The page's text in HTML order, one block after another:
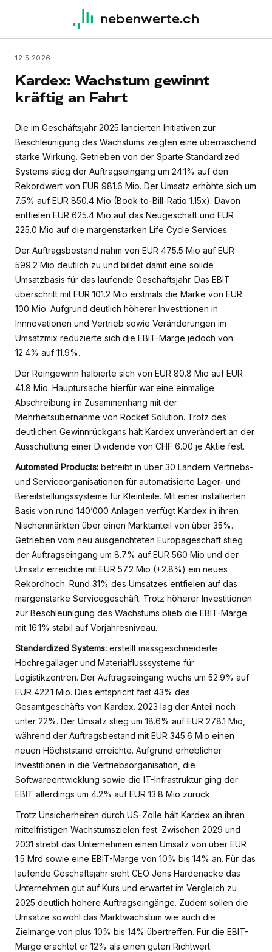
nebenwerte.ch
12.5.2026
Kardex: Wachstum gewinnt
kräftig an Fahrt
Die im Geschäftsjahr 2025 lancierten Initiativen zur
Beschleunigung des Wachstums zeigten eine überraschend
starke Wirkung. Getrieben von der Sparte Standardized
Systems stieg der Auftragseingang um 24.1% auf den
Rekordwert von EUR 981.6 Mio. Der Umsatz erhöhte sich um
7.5% auf EUR 850.4 Mio (Book-to-Bill-Ratio 1.15x). Davon
entfielen EUR 625.4 Mio auf das Neugeschäft und EUR
225.0 Mio auf die margenstarken Life Cycle Services.
Der Auftragsbestand nahm von EUR 475.5 Mio auf EUR
599.2 Mio deutlich zu und bildet damit eine solide
Umsatzbasis für das laufende Geschäftsjahr. Das EBIT
überschritt mit EUR 101.2 Mio erstmals die Marke von EUR
100 Mio. Aufgrund deutlich höherer Investitionen in
Innnovationen und Vertrieb sowie Veränderungen im
Umsatzmix reduzierte sich die EBIT-Marge jedoch von
12.4% auf 11.9%.
Der Reingewinn halbierte sich von EUR 80.8 Mio auf EUR
41.8 Mio. Hauptursache hierfür war eine einmalige
Abschreibung im Zusammenhang mit der
Mehrheitsübernahme von Rocket Solution. Trotz des
deutlichen Gewinnrückgans hält Kardex unverändert an der
Ausschüttung einer Dividende von CHF 6.00 je Aktie fest.
Automated Products: betreibt in über 30 Ländern Vertriebs-
und Serviceorganisationen für automatisierte Lager- und
Bereitstellungssysteme für Kleinteile. Mit einer installierten
Basis von rund 140’000 Anlagen verfügt Kardex in ihren
Nischenmärkten über einen Marktanteil von über 35%.
Getrieben vom neu ausgerichteten Europageschäft stieg
der Auftragseingang um 8.7% auf EUR 560 Mio und der
Umsatz erreichte mit EUR 57.2 Mio (+2.8%) ein neues
Rekordhoch. Rund 31% des Umsatzes entfielen auf das
margenstarke Servicegeschäft. Trotz höherer Investitionen
zur Beschleunigung des Wachstums blieb die EBIT-Marge
mit 16.1% stabil auf Vorjahresniveau.
Standardized Systems: erstellt massgeschneiderte
Hochregallager und Materialflusssysteme für
Logistikzentren. Der Auftragseingang wuchs um 52.9% auf
EUR 422.1 Mio. Dies entspricht fast 43% des
Gesamtgeschäfts von Kardex. 2023 lag der Anteil noch
unter 22%. Der Umsatz stieg um 18.6% auf EUR 278.1 Mio,
während der Auftragsbestand mit EUR 345.6 Mio einen
neuen Höchststand erreichte. Aufgrund erheblicher
Investitionen in die Vertriebsorganisation, die
Softwareentwicklung sowie die IT-Infrastruktur ging der
EBIT allerdings um 4.2% auf EUR 13.8 Mio zurück.
Trotz Unsicherheiten durch US-Zölle hält Kardex an ihren
mittelfristigen Wachstumszielen fest. Zwischen 2029 und
2031 strebt das Unternehmen einen Umsatz von über EUR
1.5 Mrd sowie eine EBIT-Marge von 10% bis 14% an. Für das
laufende Geschäftsjahr sieht CEO Jens Hardenacke das
Unternehmen gut auf Kurs und erwartet im Vergleich zu
2025 deutlich höhere Auftragseingänge. Zudem sollen die
Umsätze sowohl das Marktwachstum wie auch die
Zielmarge von plus 10% bis 14% übertreffen. Für die EBIT-
Marge erachtet er 12% als einen guten Richtwert.